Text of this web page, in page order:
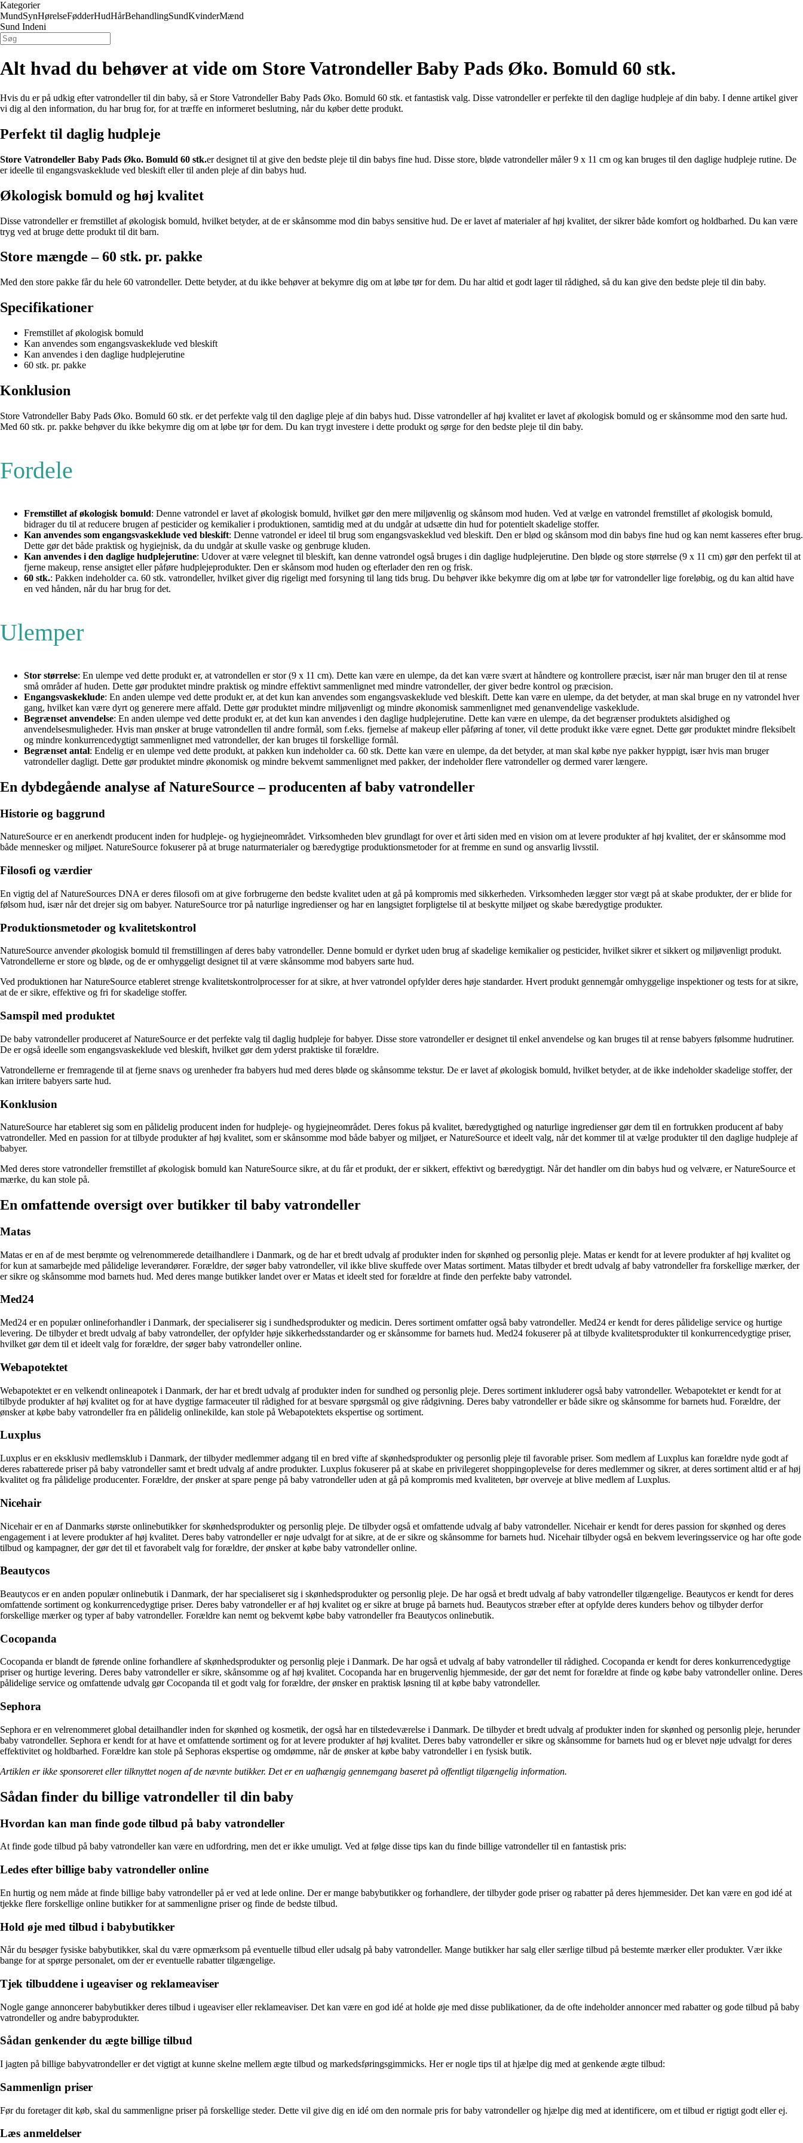
Kategorier
MundSynHørelseFødderHudHårBehandlingSundKvinderMænd
Sund Indeni
Alt hvad du behøver at vide om Store Vatrondeller Baby Pads Øko. Bomuld 60 stk.
Hvis du er på udkig efter vatrondeller til din baby, så er Store Vatrondeller Baby Pads Øko. Bomuld 60 stk. et fantastisk valg. Disse vatrondeller er perfekte til den daglige hudpleje af din baby. I denne artikel giver
vi dig al den information, du har brug for, for at træffe en informeret beslutning, når du køber dette produkt.
Perfekt til daglig hudpleje
Store Vatrondeller Baby Pads Øko. Bomuld 60 stk.er designet til at give den bedste pleje til din babys fine hud. Disse store, bløde vatrondeller måler 9 x 11 cm og kan bruges til den daglige hudpleje rutine. De
er ideelle til engangsvaskeklude ved bleskift eller til anden pleje af din babys hud.
Økologisk bomuld og høj kvalitet
Disse vatrondeller er fremstillet af økologisk bomuld, hvilket betyder, at de er skånsomme mod din babys sensitive hud. De er lavet af materialer af høj kvalitet, der sikrer både komfort og holdbarhed. Du kan være
tryg ved at bruge dette produkt til dit barn.
Store mængde – 60 stk. pr. pakke
Med den store pakke får du hele 60 vatrondeller. Dette betyder, at du ikke behøver at bekymre dig om at løbe tør for dem. Du har altid et godt lager til rådighed, så du kan give den bedste pleje til din baby.
Specifikationer
Fremstillet af økologisk bomuld
Kan anvendes som engangsvaskeklude ved bleskift
Kan anvendes i den daglige hudplejerutine
60 stk. pr. pakke
Konklusion
Store Vatrondeller Baby Pads Øko. Bomuld 60 stk. er det perfekte valg til den daglige pleje af din babys hud. Disse vatrondeller af høj kvalitet er lavet af økologisk bomuld og er skånsomme mod den sarte hud.
Med 60 stk. pr. pakke behøver du ikke bekymre dig om at løbe tør for dem. Du kan trygt investere i dette produkt og sørge for den bedste pleje til din baby.
Fordele
Fremstillet af økologisk bomuld: Denne vatrondel er lavet af økologisk bomuld, hvilket gør den mere miljøvenlig og skånsom mod huden. Ved at vælge en vatrondel fremstillet af økologisk bomuld,
bidrager du til at reducere brugen af pesticider og kemikalier i produktionen, samtidig med at du undgår at udsætte din hud for potentielt skadelige stoffer.
Kan anvendes som engangsvaskeklude ved bleskift: Denne vatrondel er ideel til brug som engangsvaskeklud ved bleskift. Den er blød og skånsom mod din babys fine hud og kan nemt kasseres efter brug.
Dette gør det både praktisk og hygiejnisk, da du undgår at skulle vaske og genbruge kluden.
Kan anvendes i den daglige hudplejerutine: Udover at være velegnet til bleskift, kan denne vatrondel også bruges i din daglige hudplejerutine. Den bløde og store størrelse (9 x 11 cm) gør den perfekt til at
fjerne makeup, rense ansigtet eller påføre hudplejeprodukter. Den er skånsom mod huden og efterlader den ren og frisk.
60 stk.: Pakken indeholder ca. 60 stk. vatrondeller, hvilket giver dig rigeligt med forsyning til lang tids brug. Du behøver ikke bekymre dig om at løbe tør for vatrondeller lige foreløbig, og du kan altid have
en ved hånden, når du har brug for det.
Ulemper
Stor størrelse: En ulempe ved dette produkt er, at vatrondellen er stor (9 x 11 cm). Dette kan være en ulempe, da det kan være svært at håndtere og kontrollere præcist, især når man bruger den til at rense
små områder af huden. Dette gør produktet mindre praktisk og mindre effektivt sammenlignet med mindre vatrondeller, der giver bedre kontrol og præcision.
Engangsvaskeklude: En anden ulempe ved dette produkt er, at det kun kan anvendes som engangsvaskeklude ved bleskift. Dette kan være en ulempe, da det betyder, at man skal bruge en ny vatrondel hver
gang, hvilket kan være dyrt og generere mere affald. Dette gør produktet mindre miljøvenligt og mindre økonomisk sammenlignet med genanvendelige vaskeklude.
Begrænset anvendelse: En anden ulempe ved dette produkt er, at det kun kan anvendes i den daglige hudplejerutine. Dette kan være en ulempe, da det begrænser produktets alsidighed og
anvendelsesmuligheder. Hvis man ønsker at bruge vatrondellen til andre formål, som f.eks. fjernelse af makeup eller påføring af toner, vil dette produkt ikke være egnet. Dette gør produktet mindre fleksibelt
og mindre konkurrencedygtigt sammenlignet med vatrondeller, der kan bruges til forskellige formål.
Begrænset antal: Endelig er en ulempe ved dette produkt, at pakken kun indeholder ca. 60 stk. Dette kan være en ulempe, da det betyder, at man skal købe nye pakker hyppigt, især hvis man bruger
vatrondeller dagligt. Dette gør produktet mindre økonomisk og mindre bekvemt sammenlignet med pakker, der indeholder flere vatrondeller og dermed varer længere.
En dybdegående analyse af NatureSource – producenten af ​​baby vatrondeller
Historie og baggrund
NatureSource er en anerkendt producent inden for hudpleje- og hygiejneområdet. Virksomheden blev grundlagt for over et årti siden med en vision om at levere produkter af høj kvalitet, der er skånsomme mod
både mennesker og miljøet. NatureSource fokuserer på at bruge naturmaterialer og bæredygtige produktionsmetoder for at fremme en sund og ansvarlig livsstil.
Filosofi og værdier
En vigtig del af NatureSources DNA er deres filosofi om at give forbrugerne den bedste kvalitet uden at gå på kompromis med sikkerheden. Virksomheden lægger stor vægt på at skabe produkter, der er blide for
følsom hud, især når det drejer sig om babyer. NatureSource tror på naturlige ingredienser og har en langsigtet forpligtelse til at beskytte miljøet og skabe bæredygtige produkter.
Produktionsmetoder og kvalitetskontrol
NatureSource anvender økologisk bomuld til fremstillingen af deres baby vatrondeller. Denne bomuld er dyrket uden brug af skadelige kemikalier og pesticider, hvilket sikrer et sikkert og miljøvenligt produkt.
Vatrondellerne er store og bløde, og de er omhyggeligt designet til at være skånsomme mod babyers sarte hud.
Ved produktionen har NatureSource etableret strenge kvalitetskontrolprocesser for at sikre, at hver vatrondel opfylder deres høje standarder. Hvert produkt gennemgår omhyggelige inspektioner og tests for at sikre,
at de er sikre, effektive og fri for skadelige stoffer.
Samspil med produktet
De baby vatrondeller produceret af NatureSource er det perfekte valg til daglig hudpleje for babyer. Disse store vatrondeller er designet til enkel anvendelse og kan bruges til at rense babyers følsomme hudrutiner.
De er også ideelle som engangsvaskeklude ved bleskift, hvilket gør dem yderst praktiske til forældre.
Vatrondellerne er fremragende til at fjerne snavs og urenheder fra babyers hud med deres bløde og skånsomme tekstur. De er lavet af økologisk bomuld, hvilket betyder, at de ikke indeholder skadelige stoffer, der
kan irritere babyers sarte hud.
Konklusion
NatureSource har etableret sig som en pålidelig producent inden for hudpleje- og hygiejneområdet. Deres fokus på kvalitet, bæredygtighed og naturlige ingredienser gør dem til en fortrukken producent af baby
vatrondeller. Med en passion for at tilbyde produkter af høj kvalitet, som er skånsomme mod både babyer og miljøet, er NatureSource et ideelt valg, når det kommer til at vælge produkter til den daglige hudpleje af
babyer.
Med deres store vatrondeller fremstillet af økologisk bomuld kan NatureSource sikre, at du får et produkt, der er sikkert, effektivt og bæredygtigt. Når det handler om din babys hud og velvære, er NatureSource et
mærke, du kan stole på.
En omfattende oversigt over butikker til baby vatrondeller
Matas
Matas er en af de mest berømte og velrenommerede detailhandlere i Danmark, og de har et bredt udvalg af produkter inden for skønhed og personlig pleje. Matas er kendt for at levere produkter af høj kvalitet og
for kun at samarbejde med pålidelige leverandører. Forældre, der søger baby vatrondeller, vil ikke blive skuffede over Matas sortiment. Matas tilbyder et bredt udvalg af baby vatrondeller fra forskellige mærker, der
er sikre og skånsomme mod barnets hud. Med deres mange butikker landet over er Matas et ideelt sted for forældre at finde den perfekte baby vatrondel.
Med24
Med24 er en populær onlineforhandler i Danmark, der specialiserer sig i sundhedsprodukter og medicin. Deres sortiment omfatter også baby vatrondeller. Med24 er kendt for deres pålidelige service og hurtige
levering. De tilbyder et bredt udvalg af baby vatrondeller, der opfylder høje sikkerhedsstandarder og er skånsomme for barnets hud. Med24 fokuserer på at tilbyde kvalitetsprodukter til konkurrencedygtige priser,
hvilket gør dem til et ideelt valg for forældre, der søger baby vatrondeller online.
Webapotektet
Webapotektet er en velkendt onlineapotek i Danmark, der har et bredt udvalg af produkter inden for sundhed og personlig pleje. Deres sortiment inkluderer også baby vatrondeller. Webapotektet er kendt for at
tilbyde produkter af høj kvalitet og for at have dygtige farmaceuter til rådighed for at besvare spørgsmål og give rådgivning. Deres baby vatrondeller er både sikre og skånsomme for barnets hud. Forældre, der
ønsker at købe baby vatrondeller fra en pålidelig onlinekilde, kan stole på Webapotektets ekspertise og sortiment.
Luxplus
Luxplus er en eksklusiv medlemsklub i Danmark, der tilbyder medlemmer adgang til en bred vifte af skønhedsprodukter og personlig pleje til favorable priser. Som medlem af Luxplus kan forældre nyde godt af
deres rabatterede priser på baby vatrondeller samt et bredt udvalg af andre produkter. Luxplus fokuserer på at skabe en privilegeret shoppingoplevelse for deres medlemmer og sikrer, at deres sortiment altid er af høj
kvalitet og fra pålidelige producenter. Forældre, der ønsker at spare penge på baby vatrondeller uden at gå på kompromis med kvaliteten, bør overveje at blive medlem af Luxplus.
Nicehair
Nicehair er en af Danmarks største onlinebutikker for skønhedsprodukter og personlig pleje. De tilbyder også et omfattende udvalg af baby vatrondeller. Nicehair er kendt for deres passion for skønhed og deres
engagement i at levere produkter af høj kvalitet. Deres baby vatrondeller er nøje udvalgt for at sikre, at de er sikre og skånsomme for barnets hud. Nicehair tilbyder også en bekvem leveringsservice og har ofte gode
tilbud og kampagner, der gør det til et favorabelt valg for forældre, der ønsker at købe baby vatrondeller online.
Beautycos
Beautycos er en anden populær onlinebutik i Danmark, der har specialiseret sig i skønhedsprodukter og personlig pleje. De har også et bredt udvalg af baby vatrondeller tilgængelige. Beautycos er kendt for deres
omfattende sortiment og konkurrencedygtige priser. Deres baby vatrondeller er af høj kvalitet og er sikre at bruge på barnets hud. Beautycos stræber efter at opfylde deres kunders behov og tilbyder derfor
forskellige mærker og typer af baby vatrondeller. Forældre kan nemt og bekvemt købe baby vatrondeller fra Beautycos onlinebutik.
Cocopanda
Cocopanda er blandt de førende online forhandlere af skønhedsprodukter og personlig pleje i Danmark. De har også et udvalg af baby vatrondeller til rådighed. Cocopanda er kendt for deres konkurrencedygtige
priser og hurtige levering. Deres baby vatrondeller er sikre, skånsomme og af høj kvalitet. Cocopanda har en brugervenlig hjemmeside, der gør det nemt for forældre at finde og købe baby vatrondeller online. Deres
pålidelige service og omfattende udvalg gør Cocopanda til et godt valg for forældre, der ønsker en praktisk løsning til at købe baby vatrondeller.
Sephora
Sephora er en velrenommeret global detailhandler inden for skønhed og kosmetik, der også har en tilstedeværelse i Danmark. De tilbyder et bredt udvalg af produkter inden for skønhed og personlig pleje, herunder
baby vatrondeller. Sephora er kendt for at have et omfattende sortiment og for at levere produkter af høj kvalitet. Deres baby vatrondeller er sikre og skånsomme for barnets hud og er blevet nøje udvalgt for deres
effektivitet og holdbarhed. Forældre kan stole på Sephoras ekspertise og omdømme, når de ønsker at købe baby vatrondeller i en fysisk butik.
Artiklen er ikke sponsoreret eller tilknyttet nogen af de nævnte butikker. Det er en uafhængig gennemgang baseret på offentligt tilgængelig information.
Sådan finder du billige vatrondeller til din baby
Hvordan kan man finde gode tilbud på baby vatrondeller
At finde gode tilbud på baby vatrondeller kan være en udfordring, men det er ikke umuligt. Ved at følge disse tips kan du finde billige vatrondeller til en fantastisk pris:
Ledes efter billige baby vatrondeller online
En hurtig og nem måde at finde billige baby vatrondeller på er ved at lede online. Der er mange babybutikker og forhandlere, der tilbyder gode priser og rabatter på deres hjemmesider. Det kan være en god idé at
tjekke flere forskellige online butikker for at sammenligne priser og finde de bedste tilbud.
Hold øje med tilbud i babybutikker
Når du besøger fysiske babybutikker, skal du være opmærksom på eventuelle tilbud eller udsalg på baby vatrondeller. Mange butikker har salg eller særlige tilbud på bestemte mærker eller produkter. Vær ikke
bange for at spørge personalet, om der er eventuelle rabatter tilgængelige.
Tjek tilbuddene i ugeaviser og reklameaviser
Nogle gange annoncerer babybutikker deres tilbud i ugeaviser eller reklameaviser. Det kan være en god idé at holde øje med disse publikationer, da de ofte indeholder annoncer med rabatter og gode tilbud på baby
vatrondeller og andre babyprodukter.
Sådan genkender du ægte billige tilbud
I jagten på billige babyvatrondeller er det vigtigt at kunne skelne mellem ægte tilbud og markedsføringsgimmicks. Her er nogle tips til at hjælpe dig med at genkende ægte tilbud:
Sammenlign priser
Før du foretager dit køb, skal du sammenligne priser på forskellige steder. Dette vil give dig en idé om den normale pris for baby vatrondeller og hjælpe dig med at identificere, om et tilbud er rigtigt godt eller ej.
Læs anmeldelser